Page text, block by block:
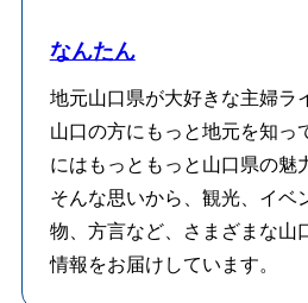
なんたん
地元山口県が大好きな主婦ラ
山口の方にもっと地元を知っ
にはもっともっと山口県の魅
そんな思いから、観光、イベ
物、方言など、さまざまな山
情報をお届けしています。